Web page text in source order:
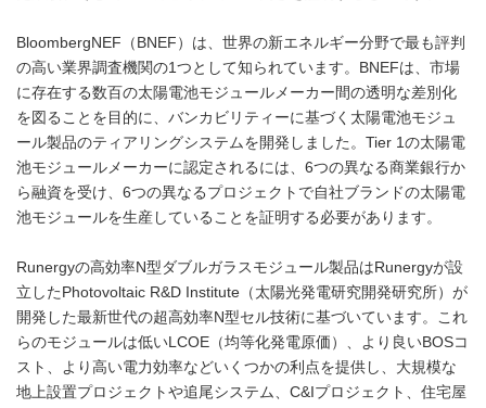
BloombergNEF（BNEF）は、世界の新エネルギー分野で最も評判
の高い業界調査機関の1つとして知られています。BNEFは、市場
に存在する数百の太陽電池モジュールメーカー間の透明な差別化
を図ることを目的に、バンカビリティーに基づく太陽電池モジュ
ール製品のティアリングシステムを開発しました。Tier 1の太陽電
池モジュールメーカーに認定されるには、6つの異なる商業銀行か
ら融資を受け、6つの異なるプロジェクトで自社ブランドの太陽電
池モジュールを生産していることを証明する必要があります。
Runergyの高効率N型ダブルガラスモジュール製品はRunergyが設
立したPhotovoltaic R&D Institute（太陽光発電研究開発研究所）が
開発した最新世代の超高効率N型セル技術に基づいています。これ
らのモジュールは低いLCOE（均等化発電原価）、より良いBOSコ
スト、より高い電力効率などいくつかの利点を提供し、大規模な
地上設置プロジェクトや追尾システム、C&Iプロジェクト、住宅屋